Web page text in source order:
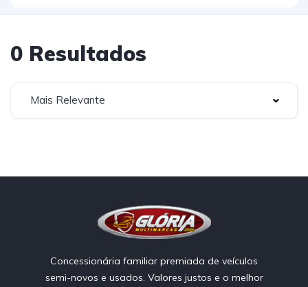
0 Resultados
Mais Relevante
Concessionária familiar premiada de veículos
semi-novos e usados. Valores justos e o melhor